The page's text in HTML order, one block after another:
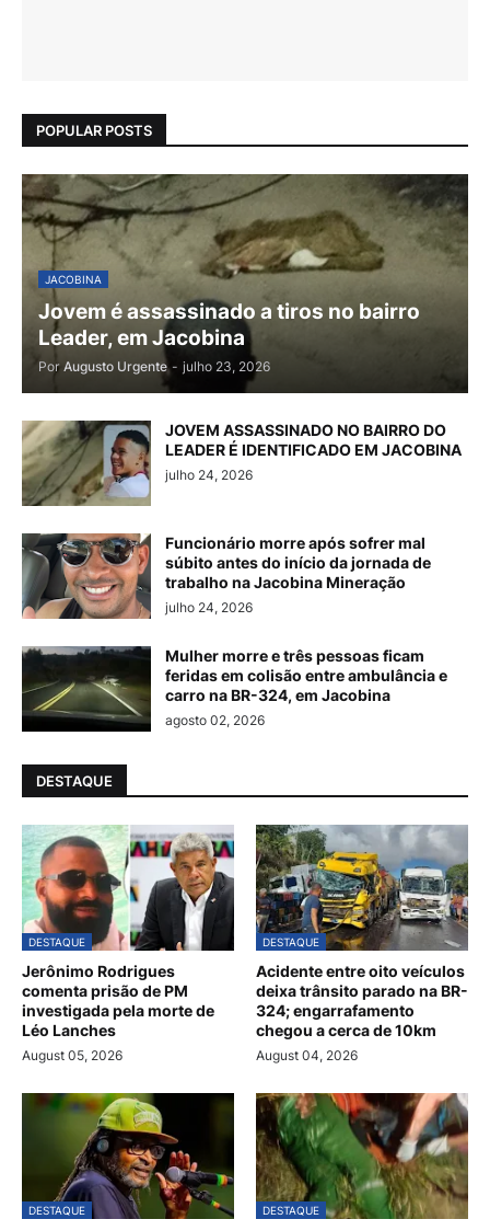
POPULAR POSTS
JACOBINA
Jovem é assassinado a tiros no bairro
Leader, em Jacobina
Por Augusto Urgente - julho 23, 2026
JOVEM ASSASSINADO NO BAIRRO DO
LEADER É IDENTIFICADO EM JACOBINA
julho 24, 2026
Funcionário morre após sofrer mal
súbito antes do início da jornada de
trabalho na Jacobina Mineração
julho 24, 2026
Mulher morre e três pessoas ficam
feridas em colisão entre ambulância e
carro na BR-324, em Jacobina
agosto 02, 2026
DESTAQUE
DESTAQUE
Jerônimo Rodrigues
comenta prisão de PM
investigada pela morte de
Léo Lanches
August 05, 2026
DESTAQUE
Acidente entre oito veículos
deixa trânsito parado na BR-
324; engarrafamento
chegou a cerca de 10km
August 04, 2026
DESTAQUE DESTAQUE